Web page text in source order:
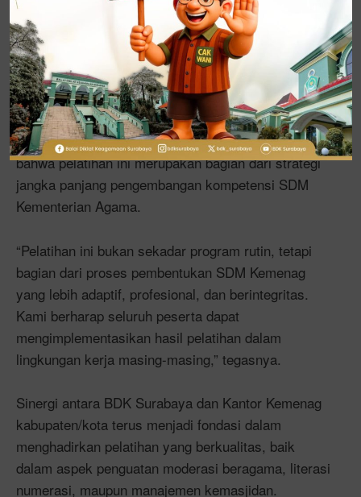
5. Pelatihan Manajemen Kemasjidan di Lamongan,
ditutup oleh Kasubbag TU Kemenag Kab. Lamongan,
M. Khoirul Anam, S.Ag., M.Ag.
Dalam keterangannya, Kasubbag TU BDK
Surabaya, Dr. H. Muslimin, M.M., menegaskan
bahwa pelatihan ini merupakan bagian dari strategi
jangka panjang pengembangan kompetensi SDM
Kementerian Agama.
“Pelatihan ini bukan sekadar program rutin, tetapi
bagian dari proses pembentukan SDM Kemenag
yang lebih adaptif, profesional, dan berintegritas.
Kami berharap seluruh peserta dapat
mengimplementasikan hasil pelatihan dalam
lingkungan kerja masing-masing,” tegasnya.
Sinergi antara BDK Surabaya dan Kantor Kemenag
kabupaten/kota terus menjadi fondasi dalam
menghadirkan pelatihan yang berkualitas, baik
dalam aspek penguatan moderasi beragama, literasi
numerasi, maupun manajemen kemasjidan.